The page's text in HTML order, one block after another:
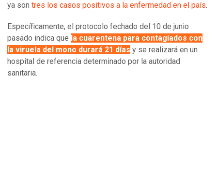
ya son tres los casos positivos a la enfermedad en el país.
Específicamente, el protocolo fechado del 10 de junio
pasado indica que la cuarentena para contagiados con
la viruela del mono durará 21 días y se realizará en un
hospital de referencia determinado por la autoridad
sanitaria.